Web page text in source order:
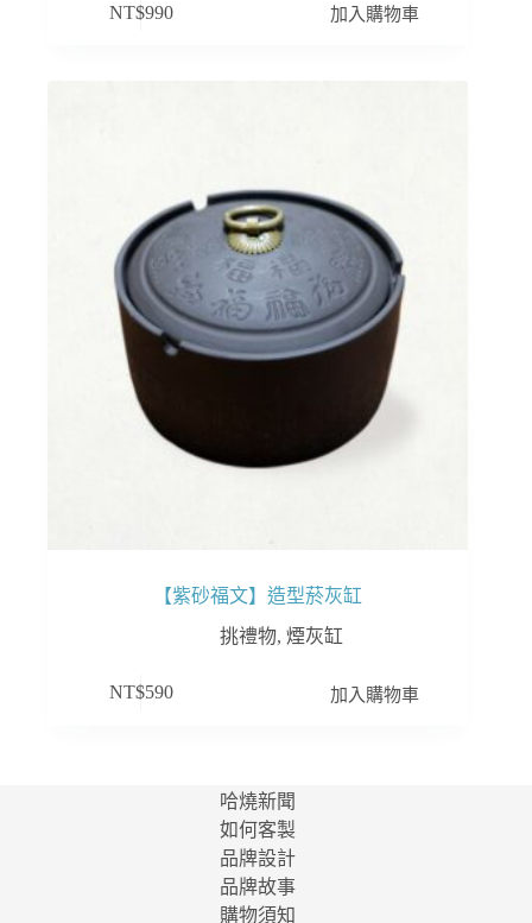
NT$990 加入購物車
【紫砂福文】造型菸灰缸
挑禮物,煙灰缸
NT$590 加入購物車
哈燒新聞
如何客製
品牌設計
品牌故事
購物須知